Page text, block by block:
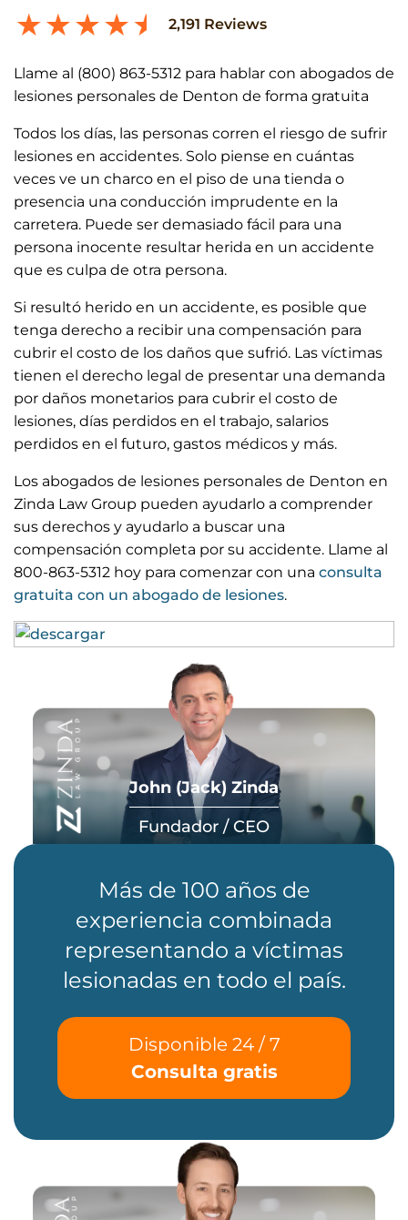
2,191 Reviews
Llame al (800) 863-5312 para hablar con abogados de
lesiones personales de Denton de forma gratuita
Todos los días, las personas corren el riesgo de sufrir
lesiones en accidentes. Solo piense en cuántas
veces ve un charco en el piso de una tienda o
presencia una conducción imprudente en la
carretera. Puede ser demasiado fácil para una
persona inocente resultar herida en un accidente
que es culpa de otra persona.
Si resultó herido en un accidente, es posible que
tenga derecho a recibir una compensación para
cubrir el costo de los daños que sufrió. Las víctimas
tienen el derecho legal de presentar una demanda
por daños monetarios para cubrir el costo de
lesiones, días perdidos en el trabajo, salarios
perdidos en el futuro, gastos médicos y más.
Los abogados de lesiones personales de Denton en
Zinda Law Group pueden ayudarlo a comprender
sus derechos y ayudarlo a buscar una
compensación completa por su accidente. Llame al
800-863-5312 hoy para comenzar con una consulta
gratuita con un abogado de lesiones.
John (Jack) Zinda
Fundador / CEO
Más de 100 años de
experiencia combinada
representando a víctimas
lesionadas en todo el país.
Disponible 24 / 7
Consulta gratis